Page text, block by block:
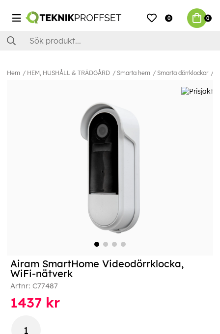
0 0
Hem HEM, HUSHÅLL & TRÄDGÅRD Smarta hem Smarta dörrklockor
Airam SmartHome Videodörrklocka,
WiFi-nätverk
Artnr: C77487
1437 kr